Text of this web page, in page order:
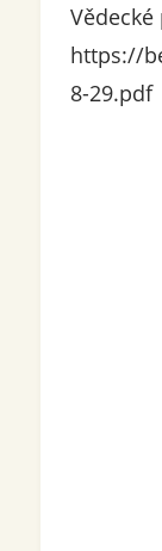
https://
8-29.pdf